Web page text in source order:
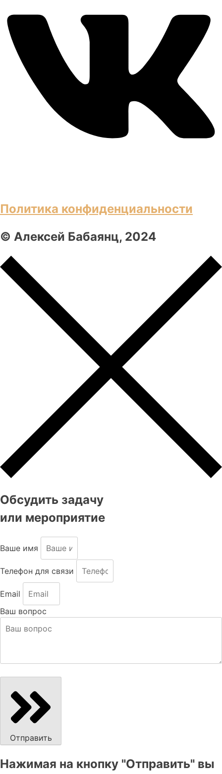
Политика конфиденциальности
© Алексей Бабаянц, 2024
Обсудить задачу
или мероприятие
Ваше имя
Телефон для связи
Email
Ваш вопрос
Отправить
Нажимая на кнопку "Отправить" вы